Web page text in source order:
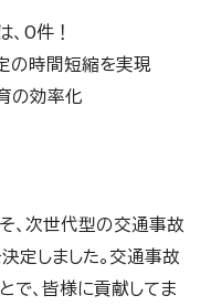
、0件！
の時間短縮を実現
の効率化
そ、次世代型の交通事故
定しました。交通事故
で、皆様に貢献してま